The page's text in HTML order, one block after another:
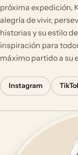
próxima expedición,
alegría de vivir,
historias y su estilo
inspiración para
máximo partido a su
Instagram